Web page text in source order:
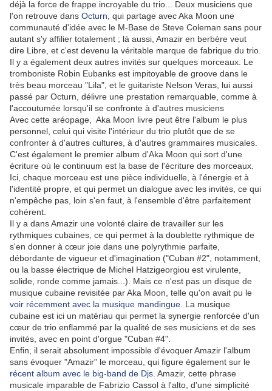
déjà la force de frappe incroyable du trio... Deux musiciens que
l'on retrouve dans Octurn , qui partage avec Aka Moon une
communauté d'idée avec le M-Base de Steve Coleman sans pour
autant s'y affilier totalement ; là aussi, Amazir en berbère veut
dire Libre, et c'est devenu la véritable marque de fabrique du trio.
Il y a également deux autres invités sur quelques morceaux. Le
tromboniste Robin Eubanks est impitoyable de groove dans le
très beau morceau "Lila", et le guitariste Nelson Veras, lui aussi
passé par Octurn, délivre une prestation remarquable, comme à
l'accoutumée lorsqu'il se confronte à d'autres musiciens
Avec cette aréopage, Aka Moon livre peut être l'album le plus
personnel, celui qui visite l'intérieur du trio plutôt que de se
confronter à d'autres cultures, à d'autres grammaires musicales.
C'est également le premier album d'Aka Moon qui sort d'une
écriture où le continuum est la base de l'écriture des morceaux.
Ici, chaque morceau est une pièce individuelle, à l'énergie et à
l'identité propre, et qui permet un dialogue avec les invités, ce qui
n'empêche pas, loin s'en faut, à l'ensemble d'être parfaitement
cohérent.
Il y a dans Amazir une volonté claire de travailler sur les
rythmiques cubaines, ce qui permet à la doublette rythmique de
s'en donner à cœur joie dans une polyrythmie parfaite,
débordante de vigueur et d'imagination ("Cuban #2", notamment,
ou la basse électrique de Michel Hatzigeorgiou est virulente,
solide, ronde comme jamais...). Mais ce n'est pas un disque de
musique cubaine revisitée par Aka Moon, telle qu'on avait pu le
voir récemment avec la musique mandingue . La musique
cubaine est ici un matériau qui permet la synergie renforcée d'un
cœur de trio enflammé par la qualité de ses musiciens et de ses
invités, avec en point d'orgue "Cuban #4".
Enfin, il serait absolument impossible d'évoquer Amazir l'album
sans évoquer "Amazir" le morceau, qui figure également sur le
récent album avec le big-band de Djs . Amazir, cette phrase
musicale imparable de Fabrizio Cassol à l'alto, d'une simplicité